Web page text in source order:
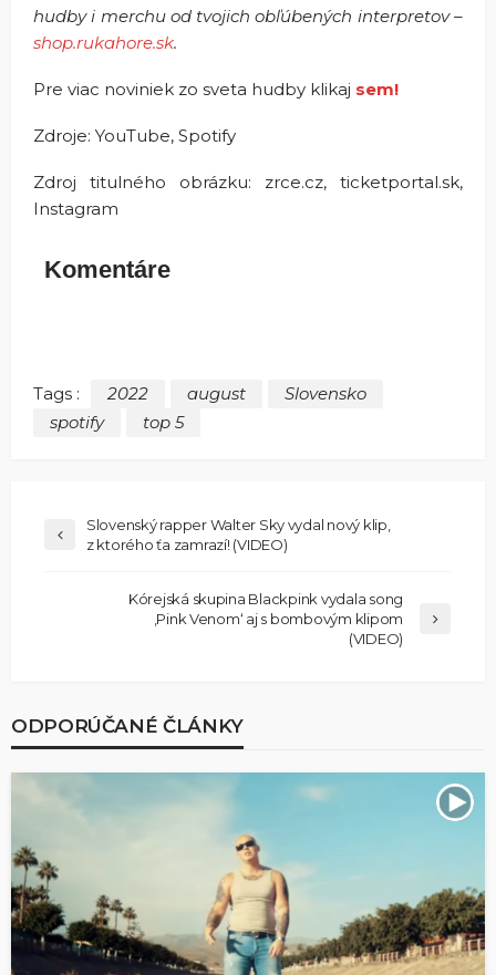
hudby i merchu od tvojich obľúbených interpretov –
shop.rukahore.sk.
Pre viac noviniek zo sveta hudby klikaj sem!
Zdroje: YouTube, Spotify
Zdroj titulného obrázku: zrce.cz, ticketportal.sk,
Instagram
Komentáre
Tags : 2022 august
Slovensko
spotify
top 5
Slovenský rapper Walter Sky vydal nový klip,
z ktorého ťa zamrazí! (VIDEO)
Kórejská skupina Blackpink vydala song
‚Pink Venom‘ aj s bombovým klipom
(VIDEO)
ODPORÚČANÉ ČLÁNKY